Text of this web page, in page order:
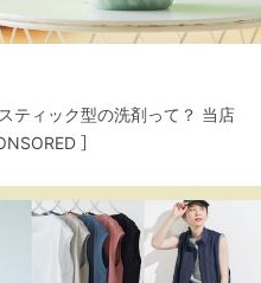
ティック型の洗剤って？ 当店
］